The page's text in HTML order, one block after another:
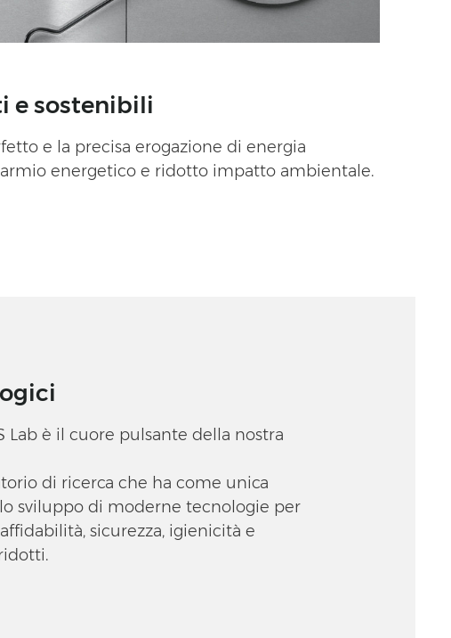
e sostenibili
e la precisa erogazione di energia
energetico e ridotto impatto ambientale.
Lab è il cuore pulsante della nostra
di ricerca che ha come unica
sviluppo di moderne tecnologie per
sicurezza, igienicità e